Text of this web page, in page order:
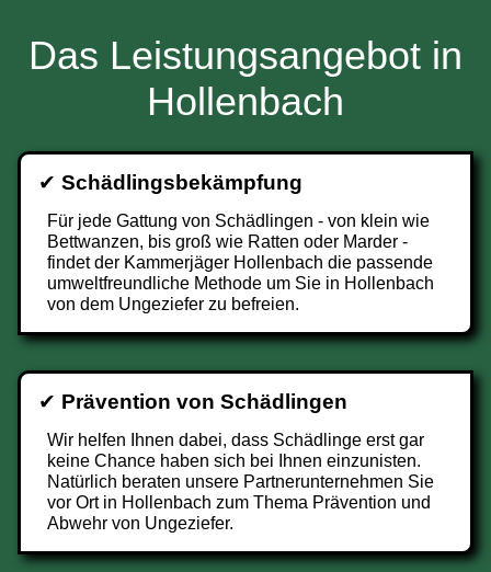
Das Leistungsangebot in
Hollenbach
✔ Schädlingsbekämpfung
Für jede Gattung von Schädlingen - von klein wie
Bettwanzen, bis groß wie Ratten oder Marder -
findet der Kammerjäger Hollenbach die passende
umweltfreundliche Methode um Sie in Hollenbach
von dem Ungeziefer zu befreien.
✔ Prävention von Schädlingen
Wir helfen Ihnen dabei, dass Schädlinge erst gar
keine Chance haben sich bei Ihnen einzunisten.
Natürlich beraten unsere Partnerunternehmen Sie
vor Ort in Hollenbach zum Thema Prävention und
Abwehr von Ungeziefer.